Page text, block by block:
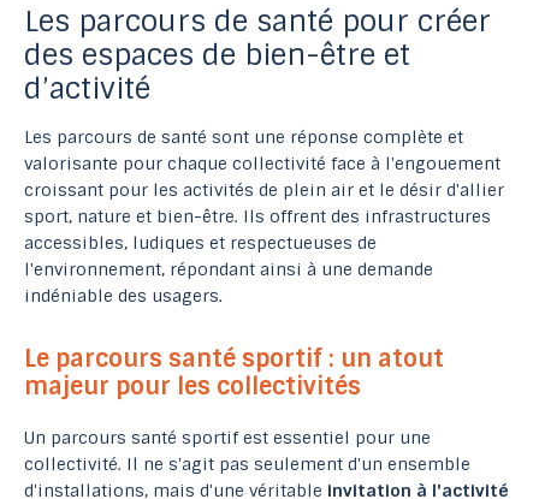
Les parcours de santé pour créer
des espaces de bien-être et
d’activité
Les parcours de santé sont une réponse complète et
valorisante pour chaque collectivité face à l'engouement
croissant pour les activités de plein air et le désir d'allier
sport, nature et bien-être. Ils offrent des infrastructures
accessibles, ludiques et respectueuses de
l'environnement, répondant ainsi à une demande
indéniable des usagers.
Le parcours santé sportif : un atout
majeur pour les collectivités
Un parcours santé sportif est essentiel pour une
collectivité. Il ne s'agit pas seulement d'un ensemble
d'installations, mais d'une véritable invitation à l'activité